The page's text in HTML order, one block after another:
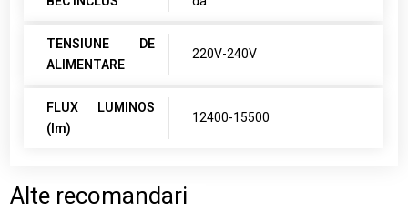
TENSIUNE DE
ALIMENTARE
220V-240V
FLUX LUMINOS
(lm)
12400-15500
Alte recomandari